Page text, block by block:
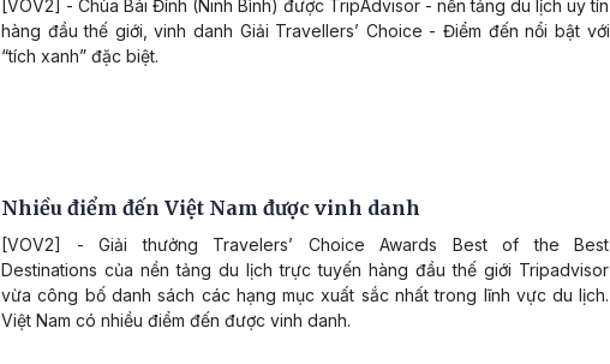
[VOV2] - Chùa Bái Đính (Ninh Bình) được TripAdvisor - nền tảng du lịch uy tín
hàng đầu thế giới, vinh danh Giải Travellers’ Choice - Điểm đến nổi bật với
“tích xanh” đặc biệt.
Nhiều điểm đến Việt Nam được vinh danh
[VOV2] - Giải thưởng Travelers’ Choice Awards Best of the Best
Destinations của nền tảng du lịch trực tuyến hàng đầu thế giới Tripadvisor
vừa công bố danh sách các hạng mục xuất sắc nhất trong lĩnh vực du lịch.
Việt Nam có nhiều điểm đến được vinh danh.